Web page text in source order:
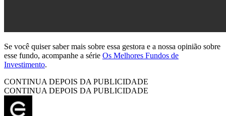
Se você quiser saber mais sobre essa gestora e a nossa opinião sobre
esse fundo, acompanhe a série Os Melhores Fundos de
Investimento.
CONTINUA DEPOIS DA PUBLICIDADE
CONTINUA DEPOIS DA PUBLICIDADE